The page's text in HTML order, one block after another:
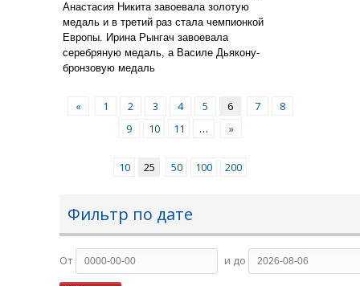
Анастасия Никита завоевала золотую
медаль и в третий раз стала чемпионкой
Европы. Ирина Рынгач завоевала
серебряную медаль, а Василе Дьякону-
бронзовую медаль
« 1 2 3 4 5 6 7
8
9
10 11 … »
10 25 50 100 200
Фильтр по дате
От и до